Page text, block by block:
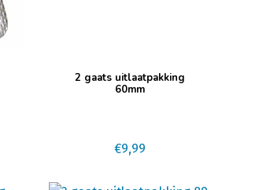
2 gaats uitlaatpakking
60mm
€9,99